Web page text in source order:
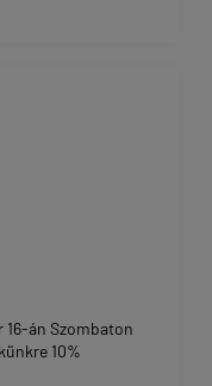
16-án Szombaton
10%